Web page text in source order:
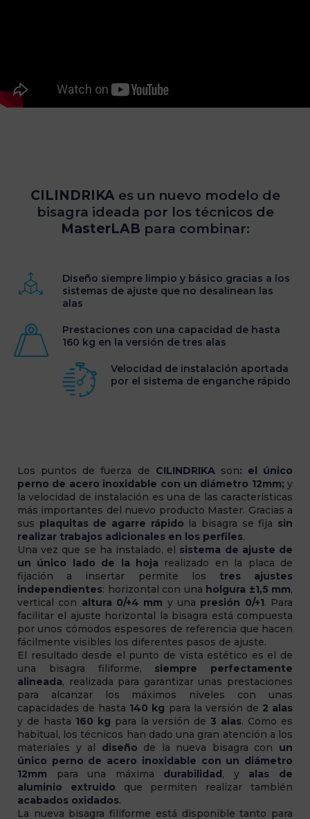
CILINDRIKAes un nuevo modelo de
bisagra ideada por los técnicos de
MasterLAB para combinar:
Diseño siempre limpio y básico gracias a los
sistemas de ajuste que no desalinean las
alas
Prestaciones con una capacidad de hasta
160 kg en la versión de tres alas
Velocidad de instalación aportada
por el sistema de enganche rápido
Los puntos de fuerza de CILINDRIKA son: el único
perno de acero inoxidable con un diámetro 12mm; y
la velocidad de instalación es una de las características
más importantes del nuevo producto Master. Gracias a
sus plaquitas de agarre rápido la bisagra se fija sin
realizar trabajos adicionales en los perfiles.
Una vez que se ha instalado, el sistema de ajuste de
un único lado de la hoja realizado en la placa de
fijación a insertar permite los tres ajustes
independientes: horizontal con una holgura ±1,5 mm,
vertical con altura 0/+4 mm y una presión 0/+1. Para
facilitar el ajuste horizontal la bisagra está compuesta
por unos cómodos espesores de referencia que hacen
fácilmente visibles los diferentes pasos de ajuste.
El resultado desde el punto de vista estético es el de
una bisagra filiforme, siempre perfectamente
alineada, realizada para garantizar unas prestaciones
para alcanzar los máximos niveles con unas
capacidades de hasta 140 kg para la versión de 2 alas
y de hasta 160 kg para la versión de 3 alas. Como es
habitual, los técnicos han dado una gran atención a los
materiales y al diseño de la nueva bisagra con un
único perno de acero inoxidable con un diámetro
12mm para una máxima durabilidad, y alas de
aluminio extruido que permiten realizar también
acabados oxidados.
La nueva bisagra filiforme está disponible tanto para